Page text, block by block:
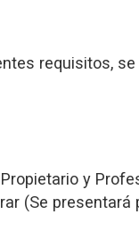
requisitos,
y
(Se